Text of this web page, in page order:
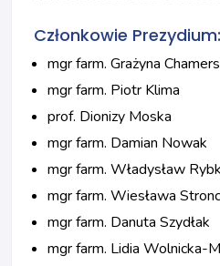
Członkowie Prezydium:
mgr farm. Grażyna
mgr farm. Piotr Klima
prof. Dionizy Moska
mgr farm. Damian Nowak
mgr farm. Władysław
mgr farm. Wiesława
mgr farm. Danuta Szydłak
mgr farm. Lidia Wolnicka-